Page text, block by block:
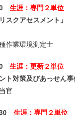
生涯：専門２単位
スクアセスメント」
作業環境測定士
生涯：更新２単位
ト対策及びあっせん
官
生涯：専門２単位